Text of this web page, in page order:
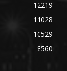
12219
11028
10529
8560